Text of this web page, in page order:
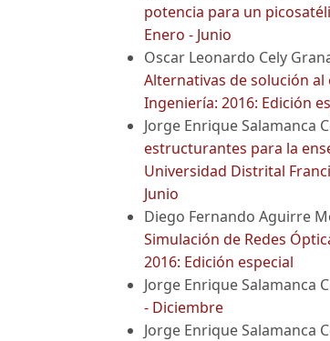
potencia para un
Enero - Junio
Oscar Leonardo Cely
Alternativas de solución
Ingeniería: 2016: Edición
Jorge Enrique Salamanca
estructurantes para la
Universidad Distrital
Junio
Diego Fernando Aguirre
Simulación de Redes
2016: Edición especial
Jorge Enrique Salamanca
- Diciembre
Jorge Enrique Salamanca